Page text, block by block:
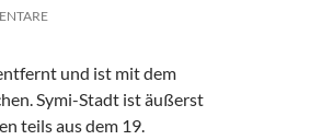
und ist mit dem
Symi-Stadt ist äußerst
teils aus dem 19.